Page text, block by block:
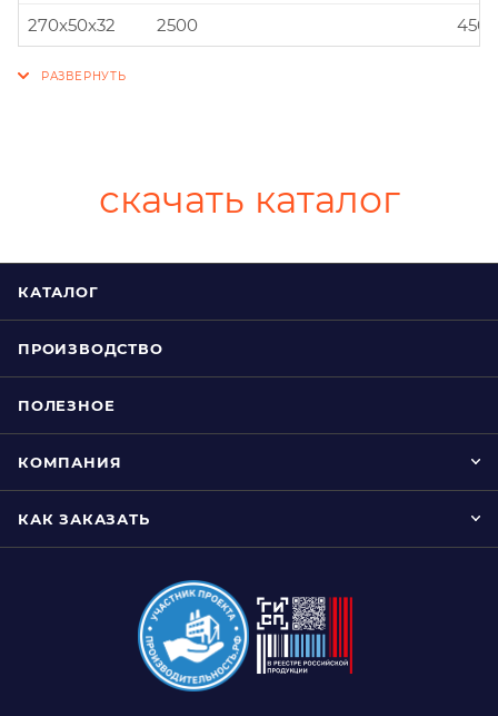
270x50x32
2500
скачать каталог
КАТАЛОГ
ПРОИЗВОДСТВО
ПОЛЕЗНОЕ
КОМПАНИЯ
КАК ЗАКАЗАТЬ